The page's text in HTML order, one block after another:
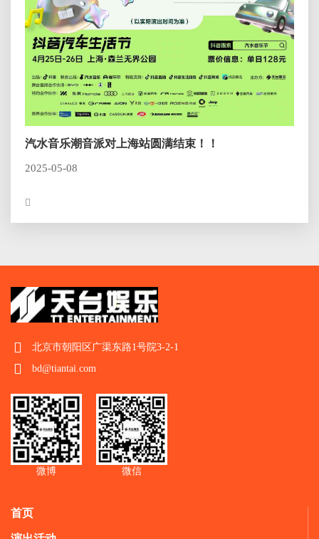
汽水音乐潮音派对上海站圆满结束！！
2025-05-08
北京市朝阳区广渠东路1号院3-2-1
bd@tiantai.com
微博 微信
首页